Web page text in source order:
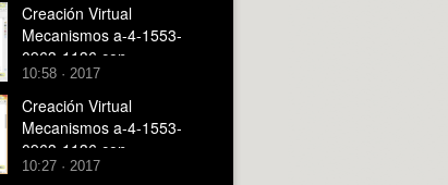
Creación Virtual
Mecanismos a-4-1553-
0963-1136 con
Solidworks - 9 de 9
10:58 · 2017
Creación Virtual
Mecanismos a-4-1553-
0963-1136 con
Solidworks - 1 de 9
10:27 · 2017